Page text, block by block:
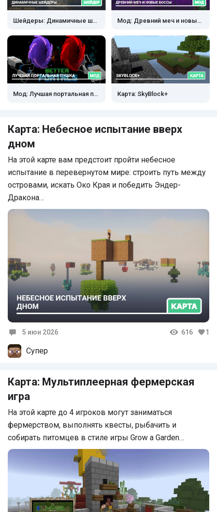
Шейдеры: Динамичные шейдеры Мод: Древний меч и новые боссы
Мод: Лучшая портальная пушка Карта: SkyBlock+
Карта: Небесное испытание вверх
дном
На этой карте вам предстоит пройти небесное
испытание в перевернутом мире: строить путь между
островами, искать Око Края и победить Эндер-
Дракона…
5 июн 2026 616 1
Супер
Карта: Мультиплеерная фермерская
игра
На этой карте до 4 игроков могут заниматься
фермерством, выполнять квесты, рыбачить и
собирать питомцев в стиле игры Grow a Garden…